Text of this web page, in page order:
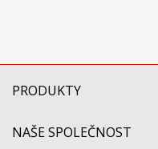
PRODUKTY
NAŠE SPOLEČNOST